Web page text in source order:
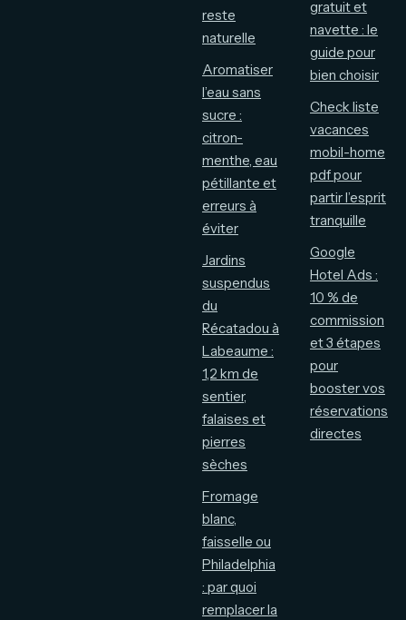
reste
naturelle
Aromatiser
l’eau sans
sucre :
citron-
menthe, eau
pétillante et
erreurs à
éviter
Jardins
suspendus
du
Récatadou à
Labeaume :
1,2 km de
sentier,
falaises et
pierres
sèches
Fromage
blanc,
faisselle ou
Philadelphia
: par quoi
remplacer la
gratuit et
navette : le
guide pour
bien choisir
Check liste
vacances
mobil-home
pdf pour
partir l’esprit
tranquille
Google
Hotel Ads :
10 % de
commission
et 3 étapes
pour
booster vos
réservations
directes